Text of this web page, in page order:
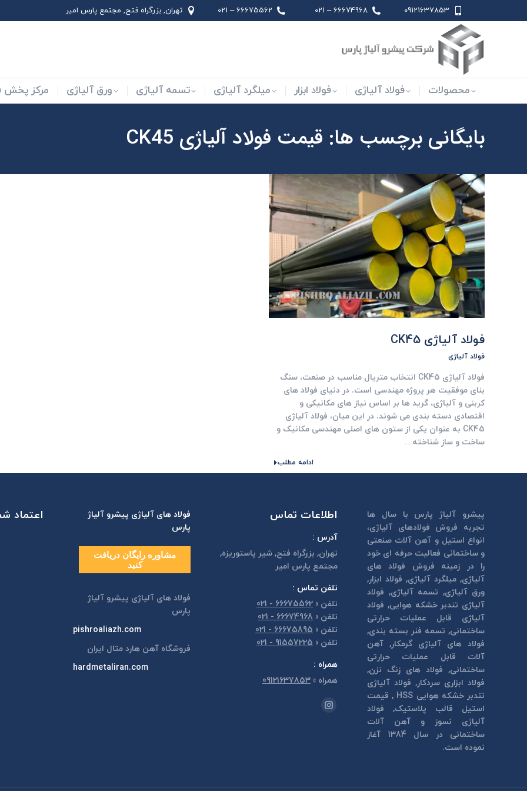
09121637853
66674968 – 021
66675562 – 021 تهران, بزرگراه فتح, مجتمع پارس امير
محصولات فولاد آلیاژی فولاد ابزار میلگرد آلیاژی تسمه آلیاژی ورق آلیاژی مرکز پخش
بایگانی برچسب ها: قیمت فولاد آلیاژی CK45
فولاد آلیاژی CK45
فولاد آلیاژی
فولاد آلیاژی CK45 انتخاب متریال مناسب در صنعت، سنگ
‌بنای موفقیت هر پروژه مهندسی است. در دنیای فولاد های
کربنی و آلیاژی، گرید ها بر اساس نیاز های مکانیکی و
اقتصادی دسته‌ بندی می ‌شوند. در این میان، فولاد آلیاژی
CK45 به عنوان یکی از ستون‌ های اصلی مهندسی مکانیک و
ساخت ‌و ساز شناخته…
ادامه مطلب
پیشرو آلیاژ پارس با سال ها
تجربه فروش فولادهای آلیاژی،
انواع استیل و آهن آلات صنعتی
و ساختمانی فعالیت حرفه ای خود
را در زمینه فروش فولاد های
آلیاژی, میلگرد آلیاژی, فولاد ابزار,
ورق آلیاژی, تسمه آلیاژی, فولاد
آلیاژی تندبر خشكه هوايی, فولاد
آلیاژی قابل عمليات حرارتی
ساختمانی, تسمه فنر بسته بندی,
فولاد های آلیاژی گرمكار, آهن
آلات قابل عمليات حرارتی
ساختمانی, فولاد های زنگ نزن,
فولاد ابزاری سردكار, فولاد آلیاژی
تندبر خشكه هوايی HSS , قیمت
استیل قالب پلاستيک, فولاد
آلیاژی نسوز و آهن آلات
ساختمانی در سال 1384 آغاز
نموده است.
اطلاعات تماس
آدرس :
تهران, بزرگراه فتح, شير پاستوريزه,
مجتمع پارس امير
تلفن تماس :
تلفن »
66675562 - 021
تلفن »
66674968 - 021
تلفن »
66675895 - 021
تلفن »
91557225 - 021
همراه :
همراه »
09121637853
مارا در اینجا پیدا کنید:
اینستاگرام
window
فولاد های آلیاژی پیشرو آلیاژ
پارس
مشاوره رایگان دریافت
کنید
فولاد های آلیاژی پیشرو آلیاژ
پارس
pishroaliazh.com
فروشگاه آهن هارد متال ایران
hardmetaliran.com
اعتماد
محصولات میلگرد آلیاژی تسمه آلیاژی